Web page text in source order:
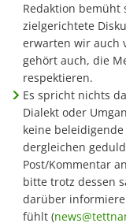
Redaktion bemüht
zielgerichtete
erwarten wir auch
gehört auch, die
respektieren.
Es spricht nichts
Dialekt oder
keine
dergleichen
Post/Kommentar
bitte trotz dessen
darüber
fühlt (